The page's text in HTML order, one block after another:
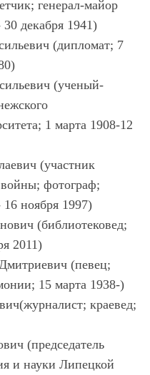
генерал-майор
декабря 1941)
(дипломат; 7
(ученый-
1 марта 1908-12
(участник
фотограф;
ноября 1997)
(библиотековед;
2011)
(певец;
15 марта 1938-)
краевед;
(председатель
и науки Липецкой